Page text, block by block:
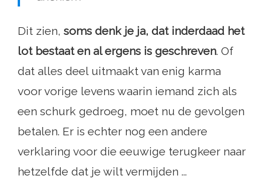
Dit zien, soms denk je ja, dat inderdaad het
lot bestaat en al ergens is geschreven. Of
dat alles deel uitmaakt van enig karma
voor vorige levens waarin iemand zich als
een schurk gedroeg, moet nu de gevolgen
betalen. Er is echter nog een andere
verklaring voor die eeuwige terugkeer naar
hetzelfde dat je wilt vermijden ...